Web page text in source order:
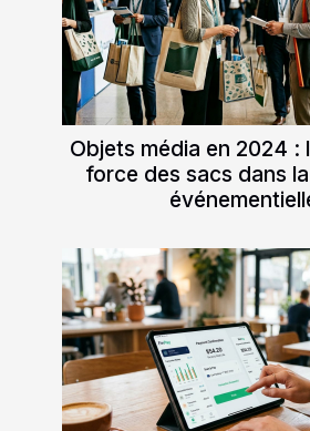
Objets média en 2024 :
force des sacs dans